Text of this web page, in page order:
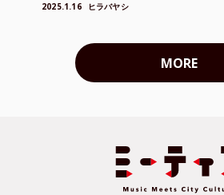
2025.1.16 ヒラバヤシ
MORE